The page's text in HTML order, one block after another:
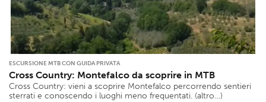
ESCURSIONE MTB CON GUIDA PRIVATA
Cross Country: Montefalco da scoprire in MTB
Cross Country: vieni a scoprire Montefalco percorrendo sentieri
sterrati e conoscendo i luoghi meno frequentati. (altro…)